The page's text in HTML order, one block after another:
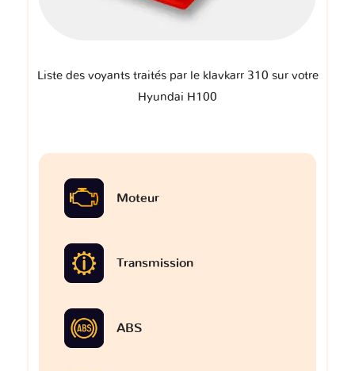
Liste des voyants traités par le klavkarr 310 sur votre
Hyundai H100
Moteur
Transmission
ABS